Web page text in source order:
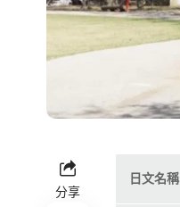
分享
日文名稱